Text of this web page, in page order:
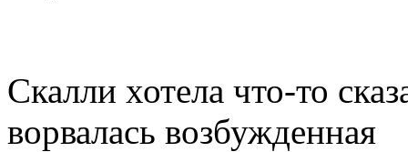
Скалли хотела что-то
ворвалась возбужденная